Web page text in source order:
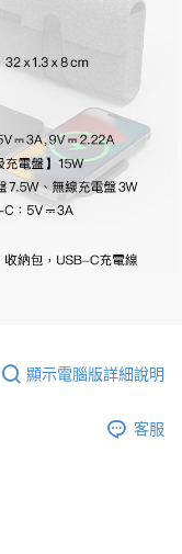
顯示電腦版詳細說明
客服